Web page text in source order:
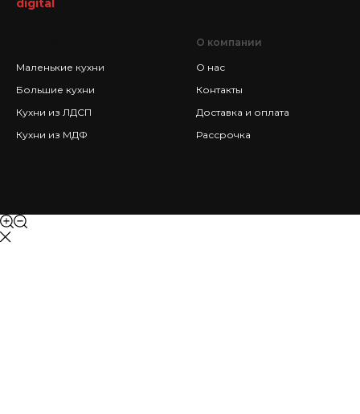
digital
Маленькие кухни
Большие кухни
Кухни из ЛДСП
Кухни из МДФ
О компании
О нас
Контакты
Доставка и оплата
Рассрочка